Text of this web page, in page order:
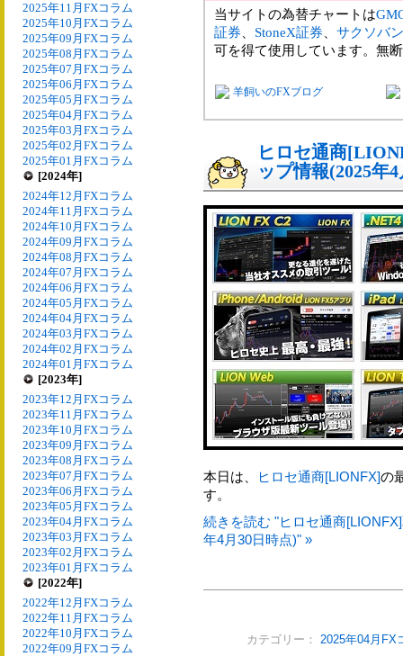
2025年11月FXコラム
2025年10月FXコラム
2025年09月FXコラム
2025年08月FXコラム
2025年07月FXコラム
2025年06月FXコラム
2025年05月FXコラム
2025年04月FXコラム
2025年03月FXコラム
2025年02月FXコラム
2025年01月FXコラム
[2024年]
2024年12月FXコラム
2024年11月FXコラム
2024年10月FXコラム
2024年09月FXコラム
2024年08月FXコラム
2024年07月FXコラム
2024年06月FXコラム
2024年05月FXコラム
2024年04月FXコラム
2024年03月FXコラム
2024年02月FXコラム
2024年01月FXコラム
[2023年]
2023年12月FXコラム
2023年11月FXコラム
2023年10月FXコラム
2023年09月FXコラム
2023年08月FXコラム
2023年07月FXコラム
2023年06月FXコラム
2023年05月FXコラム
2023年04月FXコラム
2023年03月FXコラム
2023年02月FXコラム
2023年01月FXコラム
[2022年]
2022年12月FXコラム
2022年11月FXコラム
2022年10月FXコラム
2022年09月FXコラム
当サイトの為替チャートは
証券
StoneX証券
サクソバ
可を得て使用しています。無
羊飼いのFXブログ
ヒロセ通商
ップ情報(2025年
本日は、 ヒロセ通商[LIONFX]の
す。
続きを読む "ヒロセ通商
年4月30日時点)" »
カテゴリー： 2025年04月FX